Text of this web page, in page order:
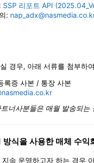
SSP 리포트 API
:
경우, 아래 서류를 첨부하
록증 사본 / 통장 사본
너사분들은 매월 발송되
식을 사용한 매체 수익
속 운영하고자 하는 경우